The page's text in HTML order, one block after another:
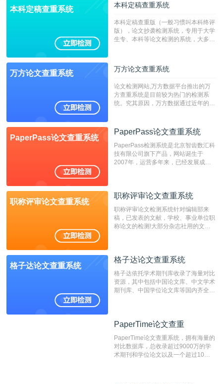
本科定稿查重系统 本科定稿查重系统
本科定稿查重版（一般习惯叫本科终评
版），论文抄袭检测系统，专用于大学
生专、本科等论文检测的系统，大多数
万方论文查重系统 万方论文查重系统
论文检测网站,万方数据平台推出的万
方查重系统是目前较为热门的检测系
统。究其原因，万方数据通过近年的发
检测系统，其真实性和权威性无可厚
非。其次，相对于知网而言，万方检测
费用少，上手容易，是学生初次论文查
重的推荐系统。
PaperPass论文查重系统
PaperPass论文查重系统
PaperPass检测系统是北京智齿数汇科
技有限公司旗下产品，网站诞生于
2007年，运营多年来，已经发展成为
检测速度快、精度高，市场反映良好。
职称评审论文查重系统
职称评审论文查重系统
职称评审论文检测系统针对编辑部来
稿，已发表的文献，学校、事业单位职
称论文的检测!大部分杂志社用的文献
编辑部检测来稿和已发表的文献,检测
测时注意填写第一作者,才能排除已发
表文献复制比。（限制字符数1万）
格子达论文查重系统
格子达论文查重系统
格子达依托学术期刊库收录了海量对比
资源，其中包括中国论文库、中文学术
期刊库、中国学位论文库等国内齐全的
系统，可检测中文、英文两种语言的论
PaperTime论文查重
PaperTime论文查重系统，拥有海量的
对比数据库，总收录超过9000万的学
术期刊和学位论文以及一个超过10亿